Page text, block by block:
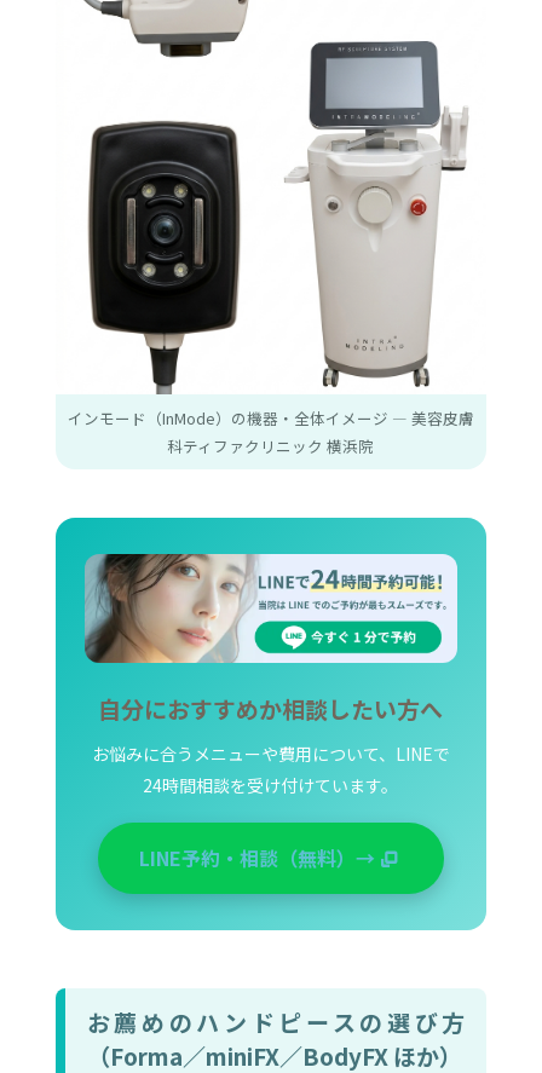
インモード（InMode）の機器・全体イメージ ― 美容皮膚
科ティファクリニック 横浜院
自分におすすめか相談したい方へ
お悩みに合うメニューや費用について、LINEで
24時間相談を受け付けています。
LINE予約・相談（無料）→
お薦めのハンドピースの選び方
（Forma／miniFX／BodyFX ほか）